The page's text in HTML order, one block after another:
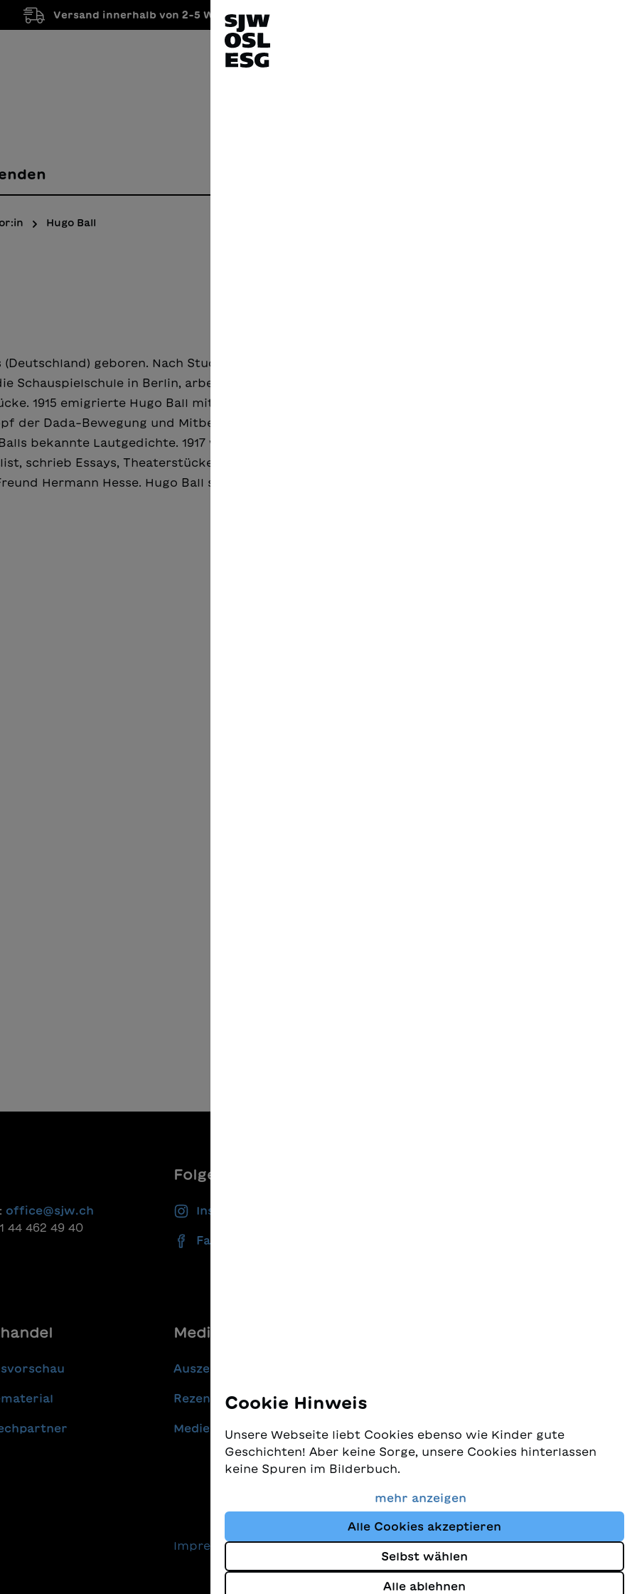
Versand innerhalb von 2-5 Werktagen
Hugo Ball
(Deutschland) geboren. Nach Studien der Germanistik,
Schauspielschule in Berlin, arbeitete als Dramaturg und
1915 emigrierte Hugo Ball mit Emmy Hennings nach
der Dada-Bewegung und Mitbegründer des Cabaret
bekannte Lautgedichte. 1917 wendete er sich dem
schrieb Essays, Theaterstücke, ein Tagebuch sowie
Hermann Hesse. Hugo Ball starb 1927 im Tessin.
office@sjw.ch
44 462 49 40
Folgen Sie uns
Instagram
Facebook
Media
Auszeichnungen
Rezensionen
Medienmitteilungen
Impressum Datenschutz
Cookie Hinweis
Unsere Webseite liebt Cookies ebenso wie Kinder gute
Geschichten! Aber keine Sorge, unsere Cookies hinterlassen
keine Spuren im Bilderbuch.
Wir nehmen den Schutz Ihrer Daten sehr ernst und wollen
gleichzeitig, dass Sie bei uns immer die besten Kinderbücher
finden. Diese Website nutzt Cookies und andere Tracking-
Technologien, um den Shop ständig zu verbessern und Ihnen
Geschichten anzuzeigen, die auf Ihre Interessen abgestimmt
mehr anzeigen
Alle Cookies akzeptieren
Selbst wählen
Alle ablehnen